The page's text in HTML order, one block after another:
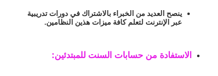
ينصح العديد من الخبراء بالاشتراك في دورات تدريبية
عبر الإنترنت لتعلم كافة ميزات هذين النظامين.
الاستفادة من حسابات السنت للمبتدئين: